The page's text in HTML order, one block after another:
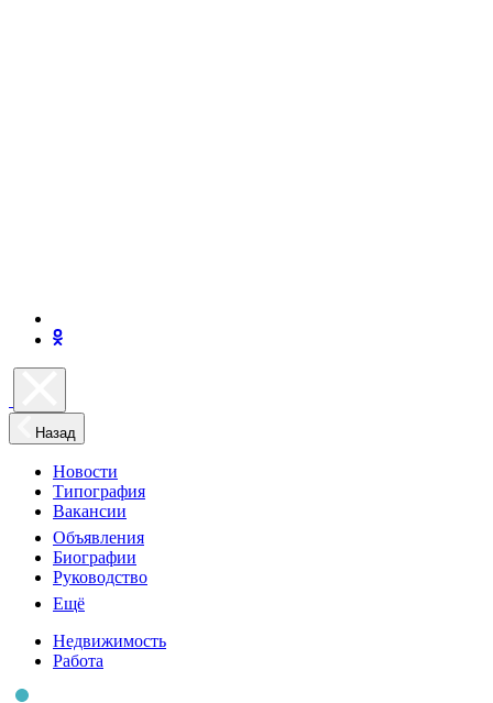
Назад
Новости
Типография
Вакансии
Объявления
Биографии
Руководство
Ещё
Недвижимость
Работа